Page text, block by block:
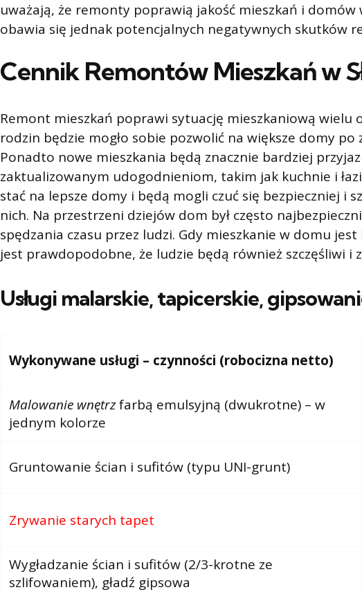
uważają, że remonty poprawią jakość mieszkań i domów
obawia się jednak potencjalnych negatywnych skutków
Cennik Remontów Mieszkań w
Remont mieszkań poprawi sytuację mieszkaniową wielu
rodzin będzie mogło sobie pozwolić na większe domy po
Ponadto nowe mieszkania będą znacznie bardziej
zaktualizowanym udogodnieniom, takim jak kuchnie i
stać na lepsze domy i będą mogli czuć się bezpieczniej i
nich. Na przestrzeni dziejów dom był często
spędzania czasu przez ludzi. Gdy mieszkanie w domu jest
jest prawdopodobne, że ludzie będą również szczęśliwi i
Usługi malarskie, tapicerskie,
Wykonywane usługi – czynności (robocizna netto)
Malowanie wnętrzfarbą emulsyjną (dwukrotne) – w
jednym kolorze
Gruntowanie ścian i sufitów (typu UNI-grunt)
Zrywanie starych tapet
Wygładzanie ścian i sufitów (2/3-krotne ze
szlifowaniem), gładź gipsowa